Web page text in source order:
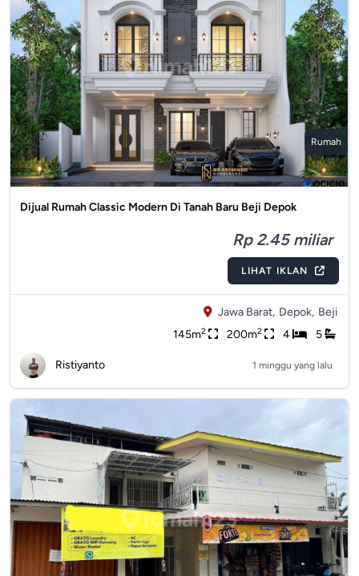
Rumah
Dijual Rumah Classic Modern Di Tanah Baru Beji Depok
Rp 2.45 miliar
LIHAT IKLAN
Jawa Barat, Depok, Beji
145m2 200m2 4 5
Ristiyanto 1 minggu yang lalu